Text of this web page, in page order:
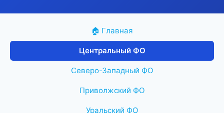
🏠 Главная
Центральный ФО
Северо-Западный ФО
Приволжский ФО
Уральский ФО